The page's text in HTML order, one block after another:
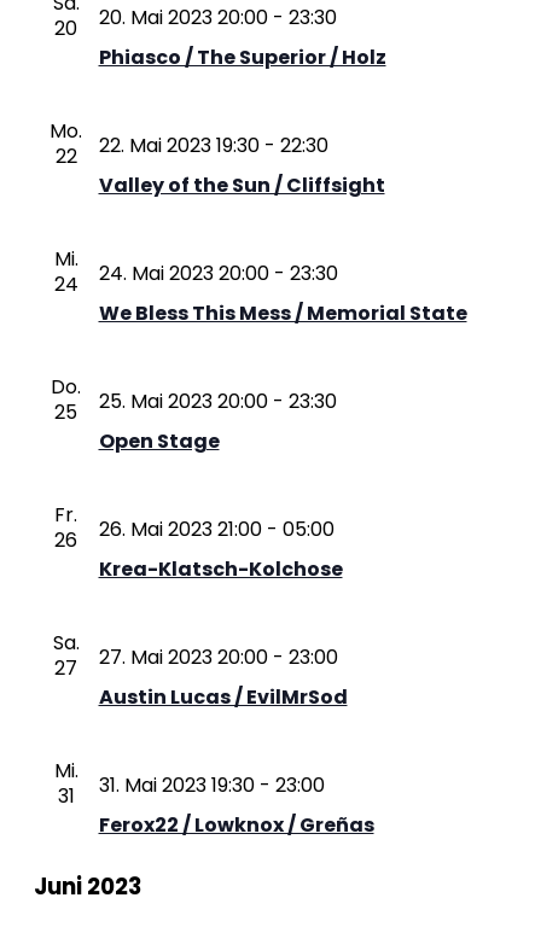
20
Phiasco / The Superior / Holz
20. Mai 2023 20:00- 23:30
Mo.
22
Valley of the Sun / Cliffsight
22. Mai 2023 19:30- 22:30
Mi.
24
We Bless This Mess / Memorial State
24. Mai 2023 20:00- 23:30
Do.
25
Open Stage
25. Mai 2023 20:00- 23:30
Fr.
26
Krea-Klatsch-Kolchose
26. Mai 2023 21:00- 05:00
Sa.
27
Austin Lucas / EvilMrSod
27. Mai 2023 20:00- 23:00
Mi.
31
Ferox22 / Lowknox / Greñas
31. Mai 2023 19:30- 23:00
Juni 2023